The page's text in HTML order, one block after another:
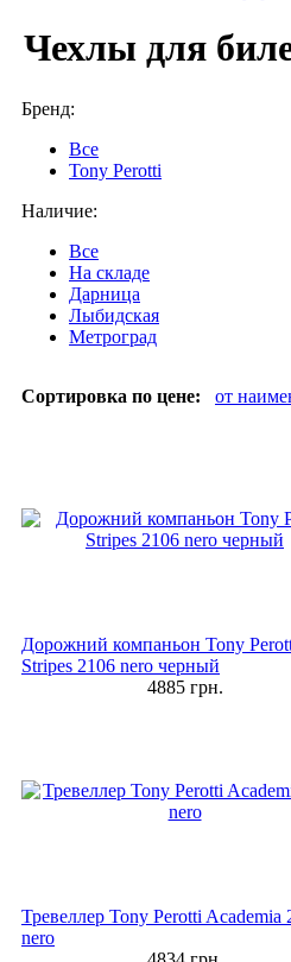
Чехлы для
Бренд:
Все
Tony Perotti
Наличие:
Все
На складе
Дарница
Лыбидская
Метроград
Сортировка по цене: от
Дорожний компаньон Tony
Stripes 2106 nero черный
4885грн.
Тревеллер Tony Perotti Academia
nero